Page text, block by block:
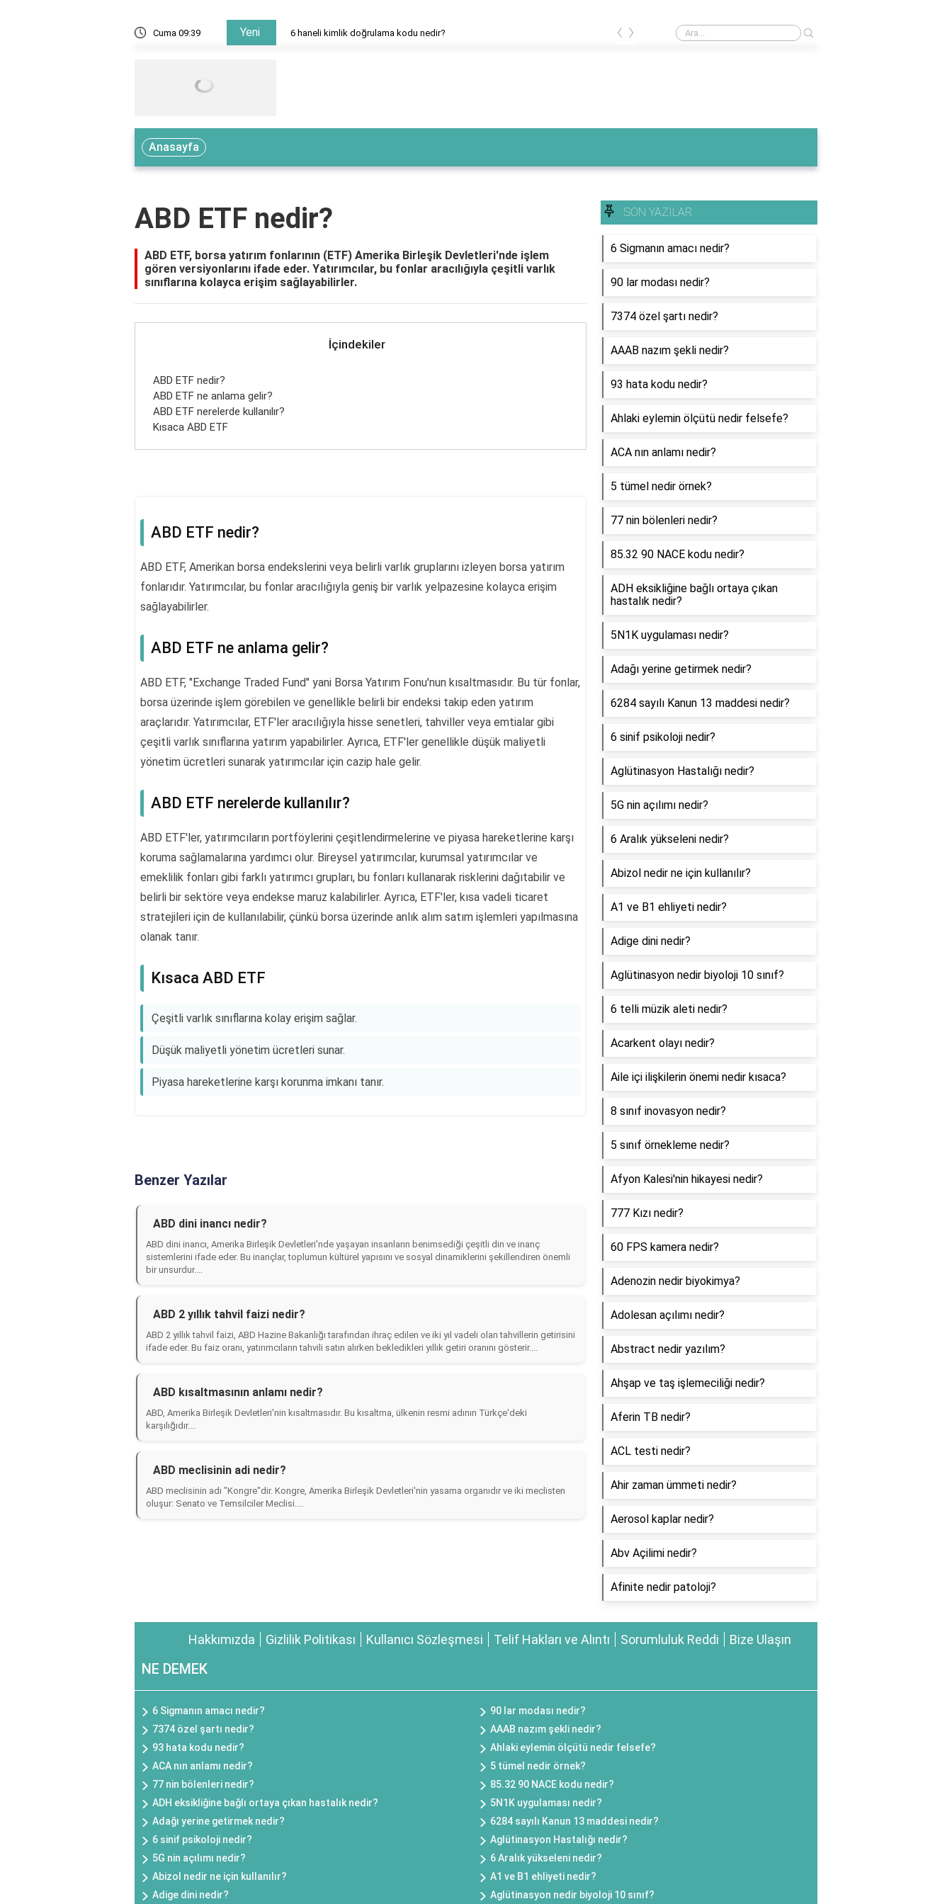
Cuma 09:39 Yeni 6 haneli kimlik doğrulama kodu nedir? 6 haneli kimlik doğrulama kodu nedir?
‹ ›
Anasayfa
ABD ETF nedir?
ABD ETF, borsa yatırım fonlarının (ETF) Amerika Birleşik Devletleri'nde işlem
gören versiyonlarını ifade eder. Yatırımcılar, bu fonlar aracılığıyla çeşitli varlık
sınıflarına kolayca erişim sağlayabilirler.
İçindekiler
ABD ETF nedir?
ABD ETF ne anlama gelir?
ABD ETF nerelerde kullanılır?
Kısaca ABD ETF
ABD ETF nedir?
ABD ETF, Amerikan borsa endekslerini veya belirli varlık gruplarını izleyen borsa yatırım
fonlarıdır. Yatırımcılar, bu fonlar aracılığıyla geniş bir varlık yelpazesine kolayca erişim
sağlayabilirler.
ABD ETF ne anlama gelir?
ABD ETF, "Exchange Traded Fund" yani Borsa Yatırım Fonu'nun kısaltmasıdır. Bu tür fonlar,
borsa üzerinde işlem görebilen ve genellikle belirli bir endeksi takip eden yatırım
araçlarıdır. Yatırımcılar, ETF'ler aracılığıyla hisse senetleri, tahviller veya emtialar gibi
çeşitli varlık sınıflarına yatırım yapabilirler. Ayrıca, ETF'ler genellikle düşük maliyetli
yönetim ücretleri sunarak yatırımcılar için cazip hale gelir.
ABD ETF nerelerde kullanılır?
ABD ETF'ler, yatırımcıların portföylerini çeşitlendirmelerine ve piyasa hareketlerine karşı
koruma sağlamalarına yardımcı olur. Bireysel yatırımcılar, kurumsal yatırımcılar ve
emeklilik fonları gibi farklı yatırımcı grupları, bu fonları kullanarak risklerini dağıtabilir ve
belirli bir sektöre veya endekse maruz kalabilirler. Ayrıca, ETF'ler, kısa vadeli ticaret
stratejileri için de kullanılabilir, çünkü borsa üzerinde anlık alım satım işlemleri yapılmasına
olanak tanır.
Kısaca ABD ETF
Çeşitli varlık sınıflarına kolay erişim sağlar.
Düşük maliyetli yönetim ücretleri sunar.
Piyasa hareketlerine karşı korunma imkanı tanır.
Benzer Yazılar
ABD dini inancı nedir?
ABD dini inancı, Amerika Birleşik Devletleri'nde yaşayan insanların benimsediği çeşitli din ve inanç
sistemlerini ifade eder. Bu inançlar, toplumun kültürel yapısını ve sosyal dinamiklerini şekillendiren önemli
bir unsurdur....
ABD 2 yıllık tahvil faizi nedir?
ABD 2 yıllık tahvil faizi, ABD Hazine Bakanlığı tarafından ihraç edilen ve iki yıl vadeli olan tahvillerin getirisini
ifade eder. Bu faiz oranı, yatırımcıların tahvili satın alırken bekledikleri yıllık getiri oranını gösterir....
ABD kısaltmasının anlamı nedir?
ABD, Amerika Birleşik Devletleri'nin kısaltmasıdır. Bu kısaltma, ülkenin resmi adının Türkçe'deki
karşılığıdır....
ABD meclisinin adi nedir?
ABD meclisinin adı "Kongre"dir. Kongre, Amerika Birleşik Devletleri'nin yasama organıdır ve iki meclisten
oluşur: Senato ve Temsilciler Meclisi....
SON YAZILAR
6 Sigmanın amacı nedir?
90 lar modası nedir?
7374 özel şartı nedir?
AAAB nazım şekli nedir?
93 hata kodu nedir?
Ahlaki eylemin ölçütü nedir felsefe?
ACA nın anlamı nedir?
5 tümel nedir örnek?
77 nin bölenleri nedir?
85.32 90 NACE kodu nedir?
ADH eksikliğine bağlı ortaya çıkan
hastalık nedir?
5N1K uygulaması nedir?
Adağı yerine getirmek nedir?
6284 sayılı Kanun 13 maddesi nedir?
6 sinif psikoloji nedir?
Aglütinasyon Hastalığı nedir?
5G nin açılımı nedir?
6 Aralık yükseleni nedir?
Abizol nedir ne için kullanılır?
A1 ve B1 ehliyeti nedir?
Adige dini nedir?
Aglütinasyon nedir biyoloji 10 sınıf?
6 telli müzik aleti nedir?
Acarkent olayı nedir?
Aile içi ilişkilerin önemi nedir kısaca?
8 sınıf inovasyon nedir?
5 sınıf örnekleme nedir?
Afyon Kalesi'nin hikayesi nedir?
777 Kızı nedir?
60 FPS kamera nedir?
Adenozin nedir biyokimya?
Adolesan açılımı nedir?
Abstract nedir yazılım?
Ahşap ve taş işlemeciliği nedir?
Aferin TB nedir?
ACL testi nedir?
Ahir zaman ümmeti nedir?
Aerosol kaplar nedir?
Abv Açilimi nedir?
Afinite nedir patoloji?
Hakkımızda Gizlilik Politikası Kullanıcı Sözleşmesi Telif Hakları ve Alıntı Sorumluluk Reddi Bize Ulaşın
NE DEMEK
6 Sigmanın amacı nedir?
90 lar modası nedir?
7374 özel şartı nedir?
AAAB nazım şekli nedir?
93 hata kodu nedir?
Ahlaki eylemin ölçütü nedir felsefe?
ACA nın anlamı nedir?
5 tümel nedir örnek?
77 nin bölenleri nedir?
85.32 90 NACE kodu nedir?
ADH eksikliğine bağlı ortaya çıkan hastalık nedir?
5N1K uygulaması nedir?
Adağı yerine getirmek nedir?
6284 sayılı Kanun 13 maddesi nedir?
6 sinif psikoloji nedir?
Aglütinasyon Hastalığı nedir?
5G nin açılımı nedir?
6 Aralık yükseleni nedir?
Abizol nedir ne için kullanılır?
A1 ve B1 ehliyeti nedir?
Adige dini nedir?
Aglütinasyon nedir biyoloji 10 sınıf?